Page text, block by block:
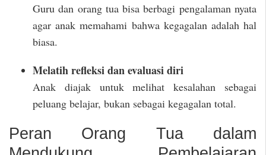
Guru dan orang tua bisa berbagi pengalaman nyata
agar anak memahami bahwa kegagalan adalah hal
biasa.
Melatih refleksi dan evaluasi diri
Anak diajak untuk melihat kesalahan sebagai
peluang belajar, bukan sebagai kegagalan total.
Peran Orang Tua dalam